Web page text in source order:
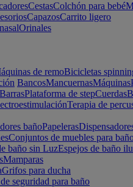
CestasColchón para bebé
CapazosCarrito ligero
Orinales
de remoBicicletas
BancosMancuernasMáquinas
BarrasPlataforma de stepCuerdas
Terapia de
bañoPapeleras
Conjuntos de muebles para
baño sin LuzEspejos de baño
Mamparas
Grifos para ducha
seguridad para baño